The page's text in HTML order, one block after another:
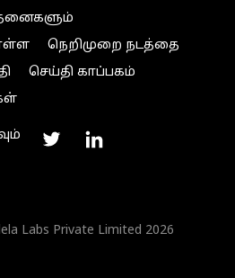
நெறிமுறை நடத்தை
செய்தி காப்பகம்
Labs Private Limited 2026